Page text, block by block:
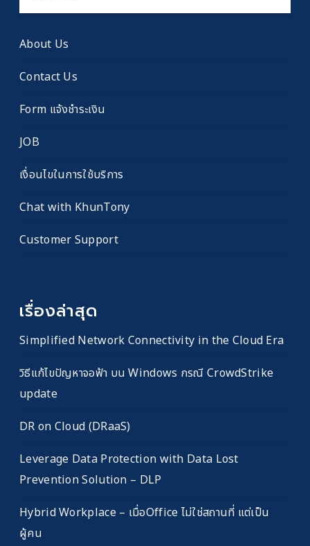
เรื่อง
About Us
Contact Us
Form แจ้งชำระเงิน
JOB
เงื่อนไขในการใช้บริการ
Chat with KhunTony
Customer Support
เรื่องล่าสุด
Simplified Network Connectivity in the Cloud Era
วิธีแก้ไขปัญหาจอฟ้า บน Windows กรณี CrowdStrike
update
DR on Cloud (DRaaS)
Leverage Data Protection with Data Lost
Prevention Solution – DLP
Hybrid Workplace – เมื่อOffice ไม่ใช่สถานที่ แต่เป็น
ผู้คน